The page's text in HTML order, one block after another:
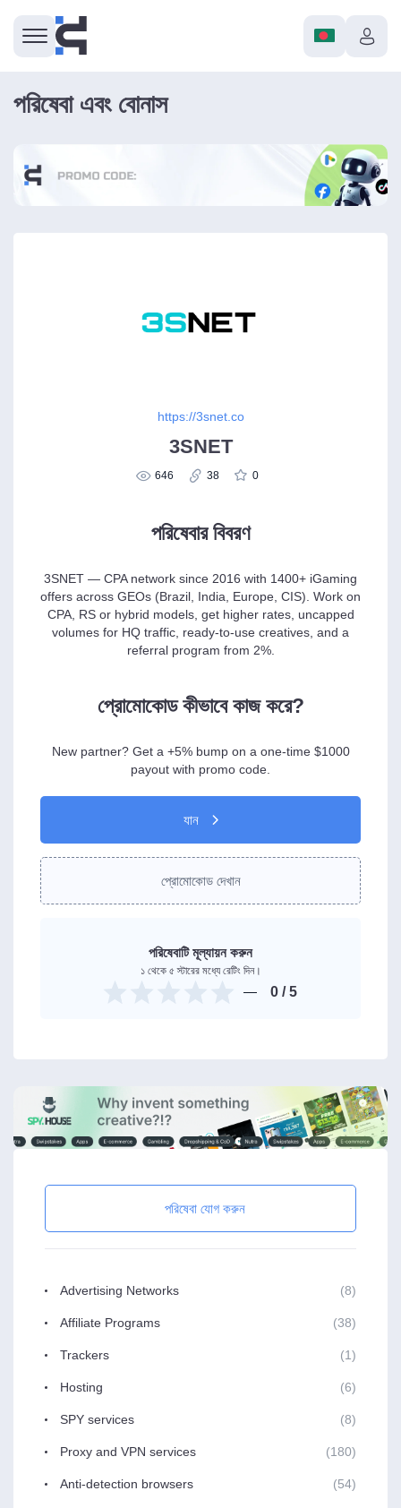
পরিষেবা এবং বোনাস
https://3snet.co
3SNET
646 38 0
পরিষেবার বিবরণ
3SNET — CPA network since 2016 with 1400+ iGaming
offers across GEOs (Brazil, India, Europe, CIS). Work on
CPA, RS or hybrid models, get higher rates, uncapped
volumes for HQ traffic, ready-to-use creatives, and a
referral program from 2%.
প্রোমোকোড কীভাবে কাজ করে?
New partner? Get a +5% bump on a one-time $1000
payout with promo code.
যান
প্রোমোকোড দেখান
পরিষেবাটি মূল্যায়ন করুন
১ থেকে ৫ স্টারের মধ্যে রেটিং দিন।
0/ 5
পরিষেবা যোগ করুন
Advertising Networks (8)
Affiliate Programs (38)
Trackers (1)
Hosting (6)
SPY services (8)
Proxy and VPN services (180)
Anti-detection browsers (54)